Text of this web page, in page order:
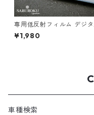
専用低反射フィルム デジタル
インナーミラー DRMR490
プション品
¥1,980
車種検索